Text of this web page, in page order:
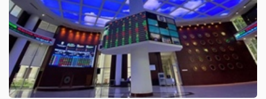
BẤT
ĐỘNG